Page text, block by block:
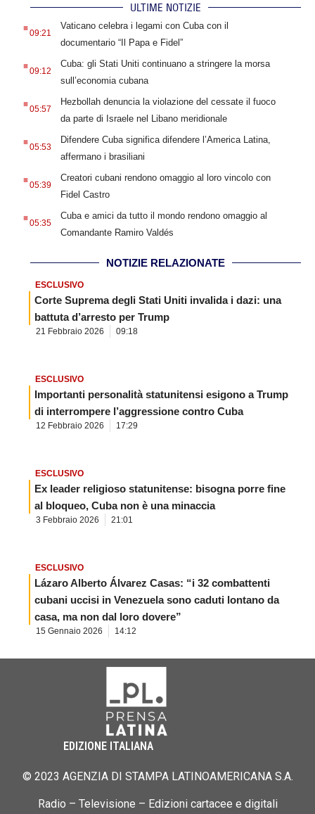
ULTIME NOTIZIE
.09:21
Vaticano celebra i legami con Cuba con il
documentario “Il Papa e Fidel”
.09:12
Cuba: gli Stati Uniti continuano a stringere la morsa
sull’economia cubana
.05:57
Hezbollah denuncia la violazione del cessate il fuoco
da parte di Israele nel Libano meridionale
.05:53
Difendere Cuba significa difendere l’America Latina,
affermano i brasiliani
.05:39
Creatori cubani rendono omaggio al loro vincolo con
Fidel Castro
.05:35
Cuba e amici da tutto il mondo rendono omaggio al
Comandante Ramiro Valdés
NOTIZIE RELAZIONATE
ESCLUSIVO
Corte Suprema degli Stati Uniti invalida i dazi: una
battuta d’arresto per Trump
21 Febbraio 2026 09:18
ESCLUSIVO
Importanti personalità statunitensi esigono a Trump
di interrompere l’aggressione contro Cuba
12 Febbraio 2026 17:29
ESCLUSIVO
Ex leader religioso statunitense: bisogna porre fine
al bloqueo, Cuba non è una minaccia
3 Febbraio 2026 21:01
ESCLUSIVO
Lázaro Alberto Álvarez Casas: “i 32 combattenti
cubani uccisi in Venezuela sono caduti lontano da
casa, ma non dal loro dovere”
15 Gennaio 2026 14:12
EDIZIONE ITALIANA
© 2023 AGENZIA DI STAMPA LATINOAMERICANA S.A.
Radio – Televisione – Edizioni cartacee e digitali